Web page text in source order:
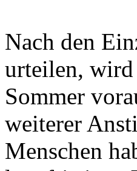
Nach den
urteilen,
Sommer
weiterer
Menschen